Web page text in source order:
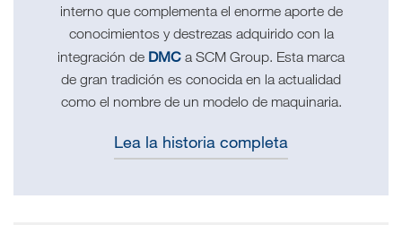
interno que complementa el enorme aporte de
conocimientos y destrezas adquirido con la
integración de DMC a SCM Group. Esta marca
de gran tradición es conocida en la actualidad
como el nombre de un modelo de maquinaria.
Lea la historia completa